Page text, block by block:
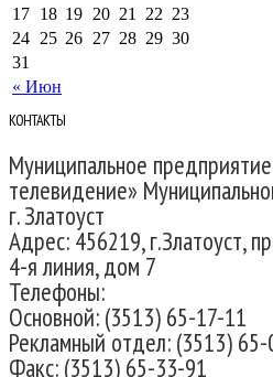
« Июн
17 18 19 20 21 22 23
24 25 26 27 28 29 30
31
КОНТАКТЫ
Муниципальное
телевидение»
г. Златоуст
Адрес: 456219, г.Златоуст,
4-я линия, дом 7
Телефоны:
Основной: (3513) 65-17-11
Рекламный отдел: (3513)
Факс: (3513) 65-33-91